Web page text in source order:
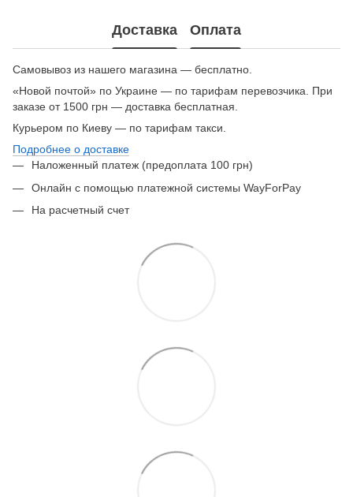
Доставка Оплата
Самовывоз из нашего магазина — бесплатно.
«Новой почтой» по Украине — по тарифам перевозчика. При
заказе от 1500 грн — доставка бесплатная.
Курьером по Киеву — по тарифам такси.
Подробнее о доставке
Наложенный платеж (предоплата 100 грн)
Онлайн с помощью платежной системы WayForPay
На расчетный счет